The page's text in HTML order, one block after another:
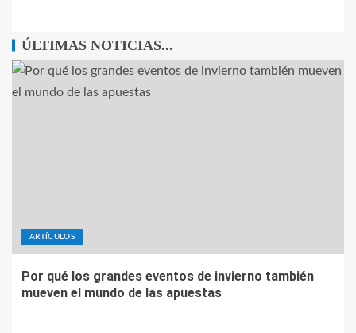
ÚLTIMAS NOTICIAS...
ARTÍCULOS
Por qué los grandes eventos de invierno también
mueven el mundo de las apuestas